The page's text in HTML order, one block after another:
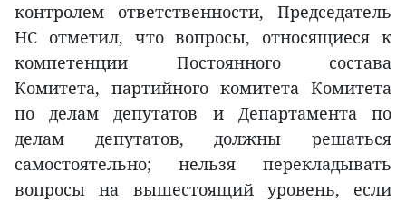
контролем ответственности, Председатель
НС отметил, что вопросы, относящиеся к
компетенции Постоянного состава
Комитета, партийного комитета Комитета
по делам депутатов и Департамента по
делам депутатов, должны решаться
самостоятельно; нельзя перекладывать
вопросы на вышестоящий уровень, если